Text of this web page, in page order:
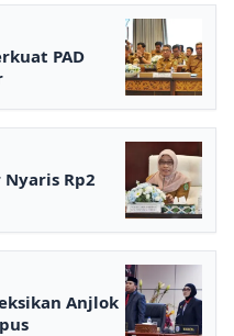
PAD
Rp2
Anjlok